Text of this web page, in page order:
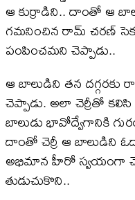
ఆ కుర్రాడిని.. దాంతో ఆ
గమనించిన రామ్ చరణ్
పంపించమని చెప్పాడు..
ఆ బాలుడిని తన
చెప్పాడు. అలా చెర్రీతో
బాలుడు భావోద్వేగానికి
దాంతో చెర్రీ ఆ బాలుడిని
అభిమాన హీరో స్వయంగా
తుడుచుకొని..